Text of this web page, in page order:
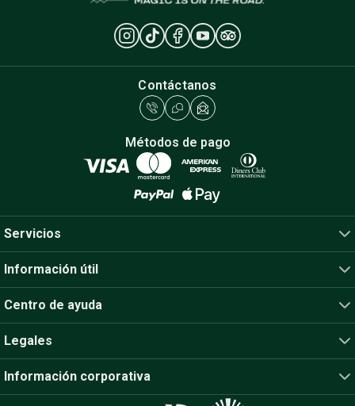
Contáctanos
Métodos de pago
Servicios
Legales
Información útil
Centro de ayuda
Información corporativa